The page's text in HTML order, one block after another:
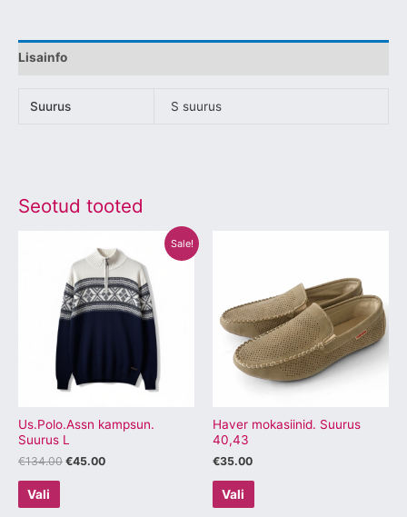
Lisainfo
Suurus S suurus
Seotud tooted
Sale!
Us.Polo.Assn kampsun.
Suurus L
€134.00
oli:
€134.00.
€45.00
hind
on:
€45.00.
Vali
tootel
on
mitu
varianti.
saab
tootelehel.
Haver mokasiinid. Suurus
40,43
€35.00
Vali
mitu
varianti.
Valikuid
saab
tootelehel.